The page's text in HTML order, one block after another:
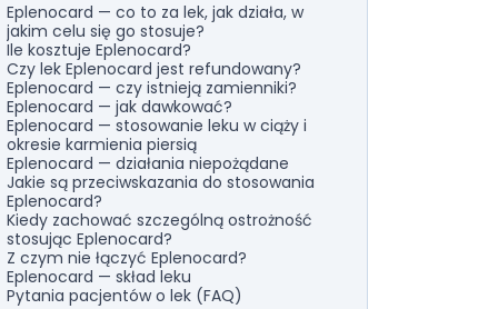
Eplenocard — co to za lek, jak działa, w
jakim celu się go stosuje?
Ile kosztuje Eplenocard?
Czy lek Eplenocard jest refundowany?
Eplenocard — czy istnieją zamienniki?
Eplenocard — jak dawkować?
Eplenocard — stosowanie leku w ciąży i
okresie karmienia piersią
Eplenocard — działania niepożądane
Jakie są przeciwskazania do stosowania
Eplenocard?
Kiedy zachować szczególną ostrożność
stosując Eplenocard?
Z czym nie łączyć Eplenocard?
Eplenocard — skład leku
Pytania pacjentów o lek (FAQ)